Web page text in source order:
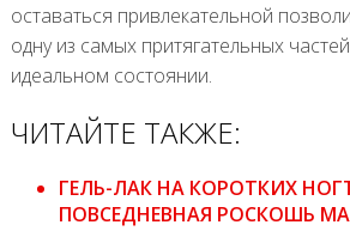
оставаться привлекательной
одну из самых притягательных
идеальном состоянии.
ЧИТАЙТЕ ТАКЖЕ:
ГЕЛЬ-ЛАК НА КОРОТКИХ
ПОВСЕДНЕВНАЯ РОСКОШЬ